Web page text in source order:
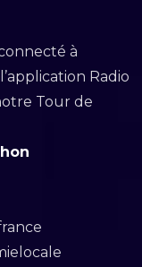
à
Radio
Tour de